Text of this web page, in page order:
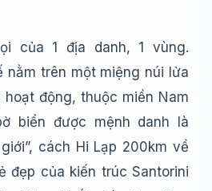
của 1 địa danh, 1 vùng.
nằm trên một miệng núi lửa
động, thuộc miền Nam
biển được mệnh danh là
cách Hi Lạp 200km về
đẹp của kiến trúc Santorini